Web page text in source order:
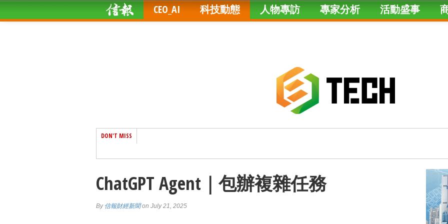
CEO_AI 科技動態 人物專訪 專家分析 活動盛事
DON'T MISS
ChatGPT Agent｜包辦複雜任務
By 信報財經新聞on July 21, 2025